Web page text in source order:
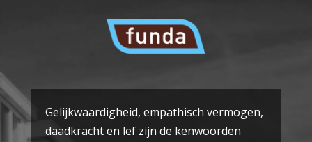
Gelijkwaardigheid, empathisch vermogen,
daadkracht en lef zijn de kenwoorden